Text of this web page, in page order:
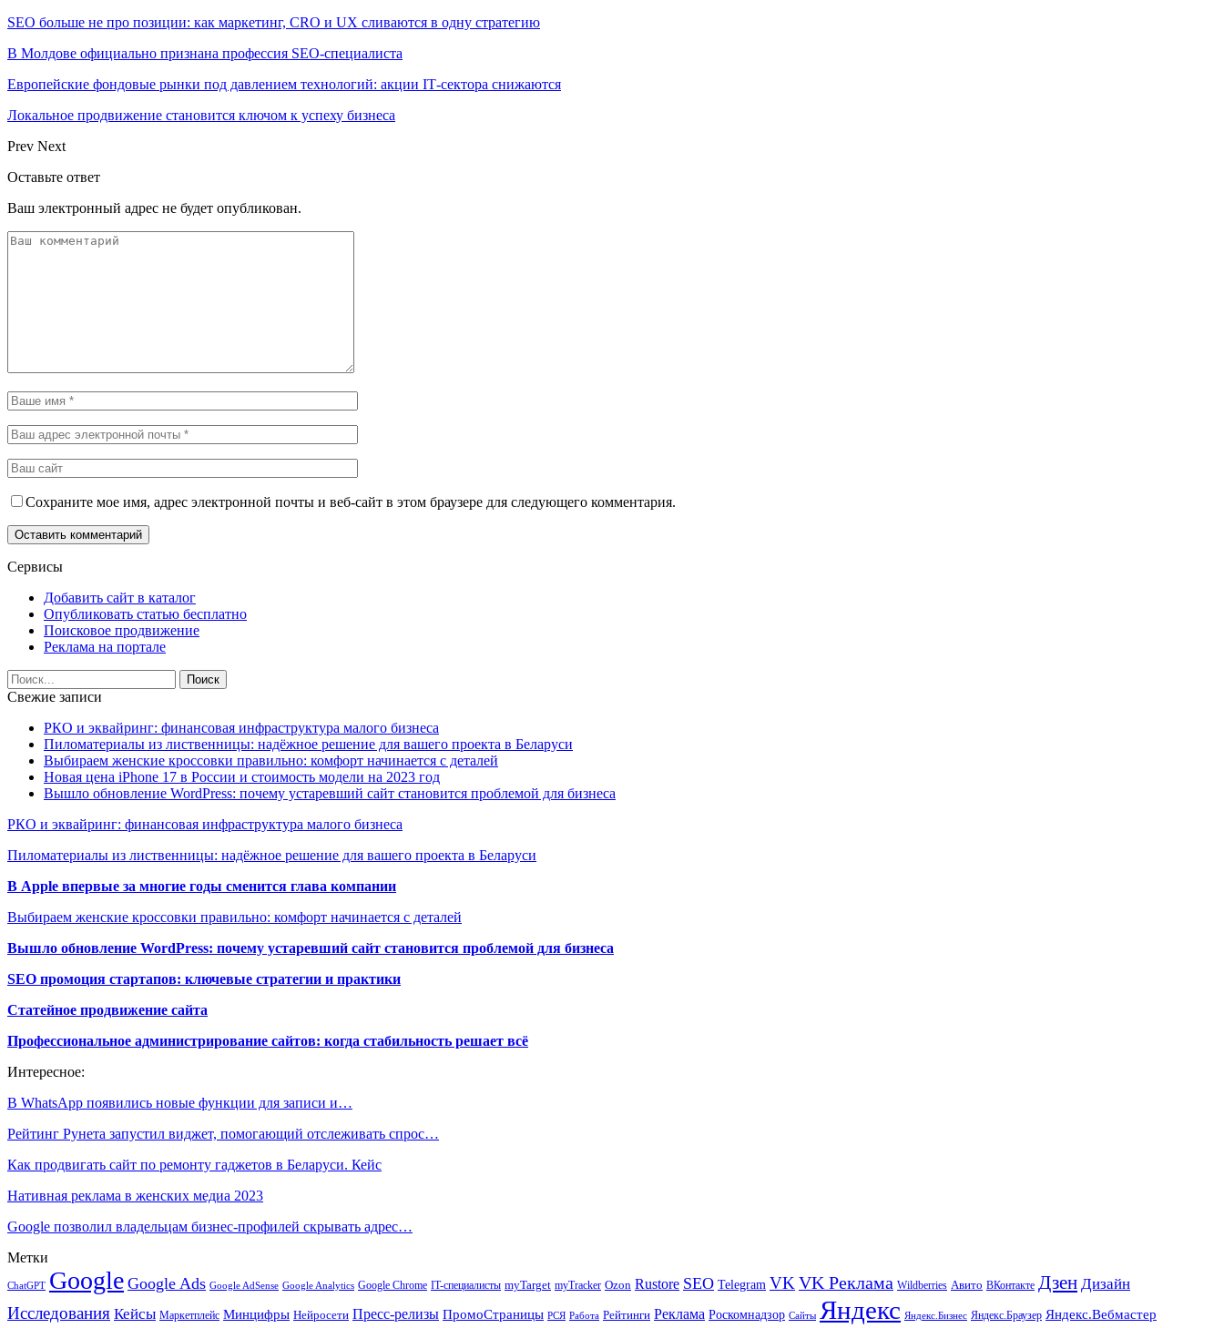
SEO больше не про позиции: как маркетинг, CRO и UX сливаются в одну стратегию
В Молдове официально признана профессия SEO-специалиста
Европейские фондовые рынки под давлением технологий: акции IT‑сектора снижаются
Локальное продвижение становится ключом к успеху бизнеса
Prev Next
Оставьте ответ
Ваш электронный адрес не будет опубликован.
Сохраните мое имя, адрес электронной почты и веб-сайт в этом браузере для следующего комментария.
Сервисы
Добавить сайт в каталог
Опубликовать статью бесплатно
Поисковое продвижение
Реклама на портале
Свежие записи
РКО и эквайринг: финансовая инфраструктура малого бизнеса
Пиломатериалы из лиственницы: надёжное решение для вашего проекта в Беларуси
Выбираем женские кроссовки правильно: комфорт начинается с деталей
Новая цена iPhone 17 в России и стоимость модели на 2023 год
Вышло обновление WordPress: почему устаревший сайт становится проблемой для бизнеса
РКО и эквайринг: финансовая инфраструктура малого бизнеса
Пиломатериалы из лиственницы: надёжное решение для вашего проекта в Беларуси
В Apple впервые за многие годы сменится глава компании
Выбираем женские кроссовки правильно: комфорт начинается с деталей
Вышло обновление WordPress: почему устаревший сайт становится проблемой для бизнеса
SEO промоция стартапов: ключевые стратегии и практики
Статейное продвижение сайта
Профессиональное администрирование сайтов: когда стабильность решает всё
Интересное:
В WhatsApp появились новые функции для записи и…
Рейтинг Рунета запустил виджет, помогающий отслеживать спрос…
Как продвигать сайт по ремонту гаджетов в Беларуси. Кейс
Нативная реклама в женских медиа 2023
Google позволил владельцам бизнес-профилей скрывать адрес…
Метки
ChatGPT Google Google Ads Google AdSense Google Analytics Google Chrome IT-специалисты myTarget myTracker Ozon Rustore SEO Telegram VK VK Реклама Wildberries Авито ВКонтакте Дзен Дизайн
Исследования Кейсы Маркетплейс Минцифры Нейросети Пресс-релизы ПромоСтраницы РСЯ Работа Рейтинги Реклама Роскомнадзор Сайты Яндекс Яндекс.Бизнес Яндекс.Браузер Яндекс.Вебмастер